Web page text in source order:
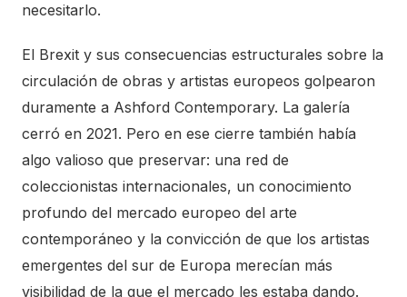
necesitarlo.
El Brexit y sus consecuencias estructurales sobre la
circulación de obras y artistas europeos golpearon
duramente a Ashford Contemporary. La galería
cerró en 2021. Pero en ese cierre también había
algo valioso que preservar: una red de
coleccionistas internacionales, un conocimiento
profundo del mercado europeo del arte
contemporáneo y la convicción de que los artistas
emergentes del sur de Europa merecían más
visibilidad de la que el mercado les estaba dando.